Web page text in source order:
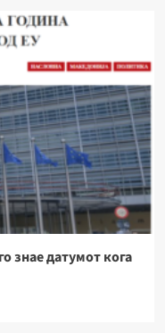
знае датумот кога